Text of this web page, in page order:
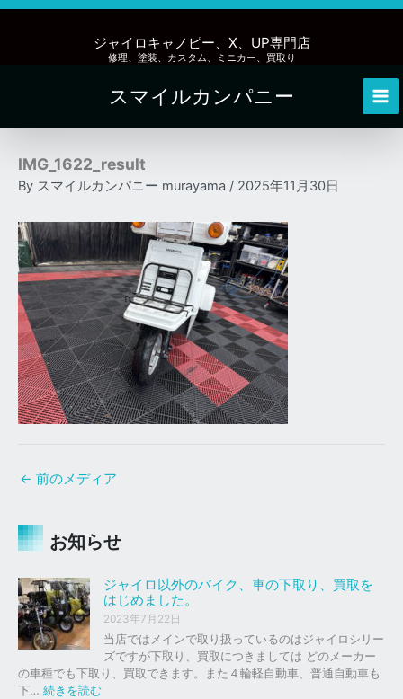
内
ッ
ジャイロキャノピー、X、UP専門店
修理、塗装、カスタム、ミニカー、買取り
スマイルカンパニー
IMG_1622_result
By スマイルカンパニー murayama / 2025年11月30日
← 前のメディア
お知らせ
ジャイロ以外のバイク、車の下取り、買取を
はじめました。
2023年7月22日
当店ではメインで取り扱っているのはジャイロシリー
ズですが下取り、買取につきましては どのメーカー
の車種でも下取り、買取できます。また４輪軽自動車、普通自動車も
下… 続きを読む